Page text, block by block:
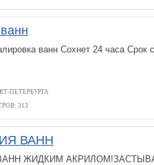
ванн Сохнет 24 часа Срок
ПЕТЕРБУРГА
313
ВАНН
ЖИДКИМ